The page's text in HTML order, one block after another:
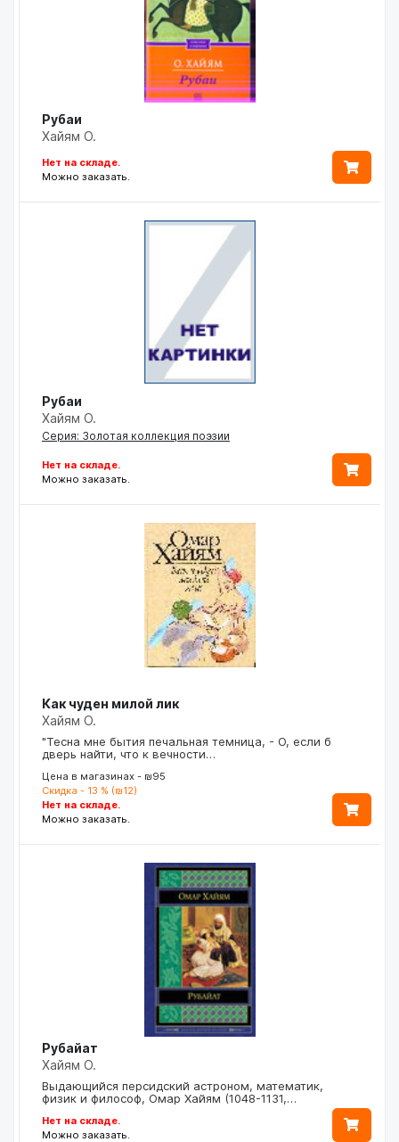
Рубаи
Хайям О.
Нет на складе.
Можно заказать.
Рубаи
Хайям О.
Серия: Золотая коллекция поэзии
Нет на складе.
Можно заказать.
Как чуден милой лик
Хайям О.
"Тесна мне бытия печальная темница, - О, если б
дверь найти, что к вечности…
Цена в магазинах - ₪95
Скидка - 13 % (₪12)
Нет на складе.
Можно заказать.
Рубайат
Хайям О.
Выдающийся персидский астроном, математик,
физик и философ, Омар Хайям (1048-1131,…
Нет на складе.
Можно заказать.